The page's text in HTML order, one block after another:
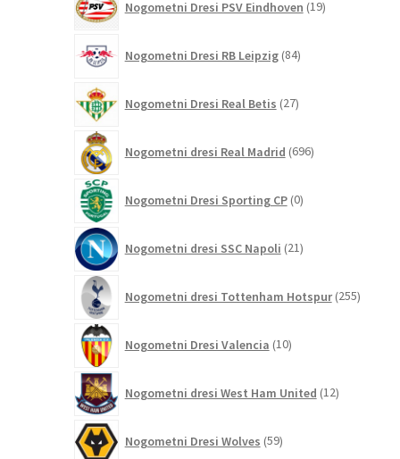
Nogometni Dresi PSV Eindhoven 19izdelkov
Nogometni Dresi RB Leipzig 84izdelkov
Nogometni Dresi Real Betis 27izdelkov
Nogometni dresi Real Madrid 696izdelkov
Nogometni Dresi Sporting CP 0izdelkov
Nogometni dresi SSC Napoli 21izdelkov
Nogometni dresi Tottenham Hotspur 255
Nogometni Dresi Valencia 10izdelkov
Nogometni dresi West Ham United 12izdelkov
Nogometni Dresi Wolves 59izdelkov